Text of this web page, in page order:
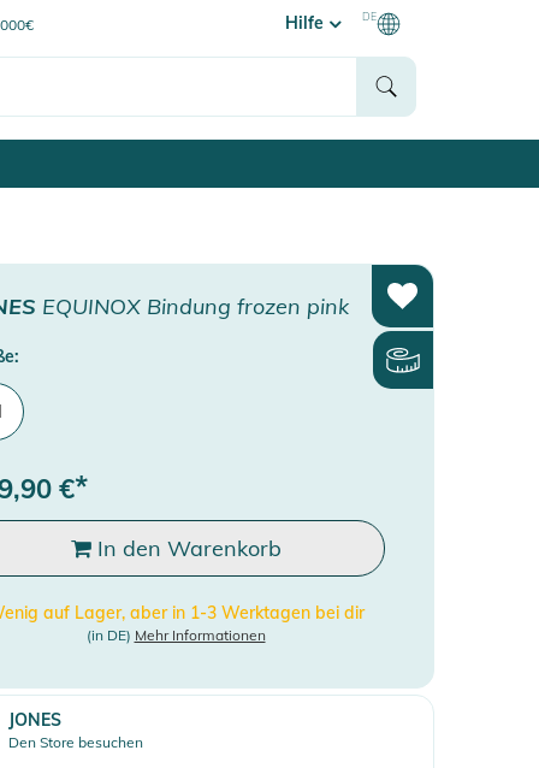
Hilfe DE
EQUINOX Bindung frozen pink
€*
In den Warenkorb
auf Lager, aber in 1-3 Werktagen bei dir
(in DE) Mehr Informationen
JONES
Den Store besuchen